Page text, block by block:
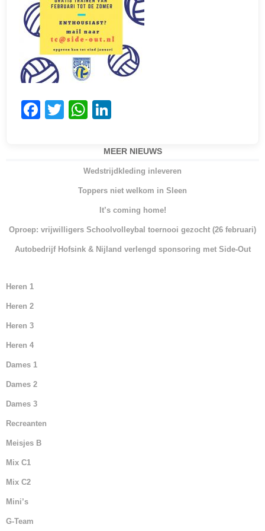
F
o
k
T
W
at
s
A
p
k
e
dI
n
MEER NIEUWS
Wedstrijdkleding inleveren
Toppers niet welkom in Sleen
It’s coming home!
Oproep: vrijwilligers Schoolvolleybal toernooi gezocht (26 februari)
Autobedrijf Hofsink & Nijland verlengd sponsoring met Side-Out
Heren 1
Heren 2
Heren 3
Heren 4
Dames 1
Dames 2
Dames 3
Recreanten
Meisjes B
Mix C1
Mix C2
Mini’s
G-Team